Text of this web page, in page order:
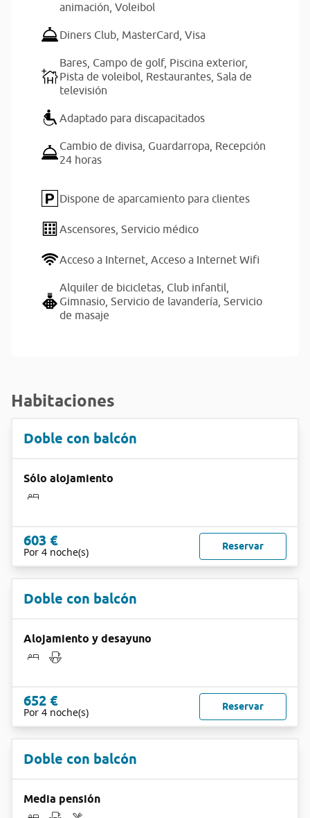
animación, Voleibol
Diners Club, MasterCard, Visa
Bares, Campo de golf, Piscina exterior,
Pista de voleibol, Restaurantes, Sala de
televisión
Adaptado para discapacitados
Cambio de divisa, Guardarropa, Recepción
24 horas
Dispone de aparcamiento para clientes
Ascensores, Servicio médico
Acceso a Internet, Acceso a Internet Wifi
Alquiler de bicicletas, Club infantil,
Gimnasio, Servicio de lavandería, Servicio
de masaje
Habitaciones
Doble con balcón
Sólo alojamiento
603 €
Por 4 noche(s) Reservar
Doble con balcón
Alojamiento y desayuno
652 €
Por 4 noche(s) Reservar
Doble con balcón
Media pensión